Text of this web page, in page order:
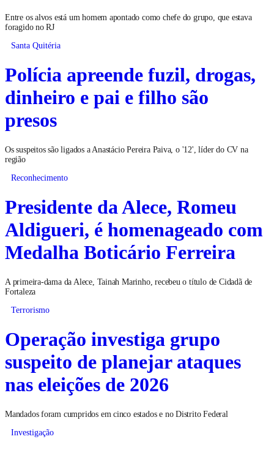
Entre os alvos está um homem apontado como chefe do grupo, que estava
foragido no RJ
Santa Quitéria
Polícia apreende fuzil, drogas,
dinheiro e pai e filho são
presos
Os suspeitos são ligados a Anastácio Pereira Paiva, o '12', líder do CV na
região
Reconhecimento
Presidente da Alece, Romeu
Aldigueri, é homenageado com
Medalha Boticário Ferreira
A primeira-dama da Alece, Tainah Marinho, recebeu o título de Cidadã de
Fortaleza
Terrorismo
Operação investiga grupo
suspeito de planejar ataques
nas eleições de 2026
Mandados foram cumpridos em cinco estados e no Distrito Federal
Investigação